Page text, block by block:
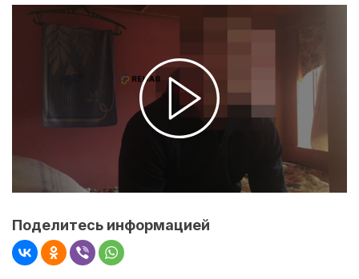
Поделитесь информацией